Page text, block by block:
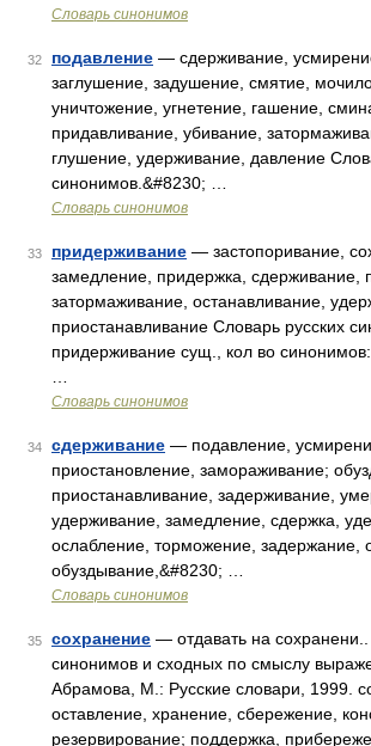
Словарь синонимов
32 подавление — сдерживание,
заглушение, задушение, смятие,
уничтожение, угнетение, гашение,
придавливание, убивание,
глушение, удерживание, давление
синонимов.&#8230; …
Словарь синонимов
33 придерживание — застопоривание,
замедление, придержка, сдерживание,
затормаживание, останавливание,
приостанавливание Словарь русских
придерживание сущ., кол во
Словарь синонимов
34 сдерживание — подавление,
приостановление, замораживание;
приостанавливание, задерживание,
удерживание, замедление, сдержка,
ослабление, торможение, задержание,
обуздывание,&#8230; …
Словарь синонимов
35 сохранение — отдавать на
синонимов и сходных по смыслу
Абрамова, М.: Русские словари, 1999.
оставление, хранение, сбережение,
резервирование; поддержка,